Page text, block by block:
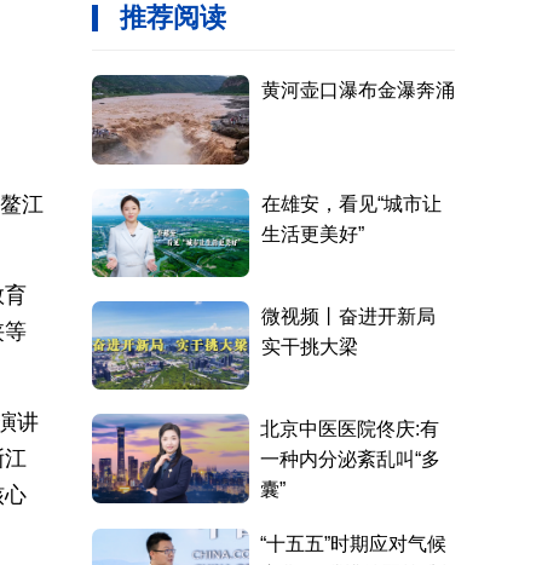
江
育
等
讲
江
心